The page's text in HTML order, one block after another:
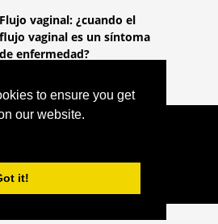
to ensure you get
our website.
it!
Flujo vaginal: ¿cuando el
flujo vaginal es un síntoma
de enfermedad?
LUNARES CON LÁSER